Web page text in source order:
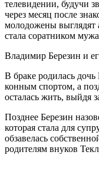
телевидении, будучи
через месяц после
молодожены
стала соратником
Владимир Березин и
В браке родилась
конным спортом, а
осталась жить, выйдя
Позднее Березин
которая стала для
обзавелась
родителям внуков